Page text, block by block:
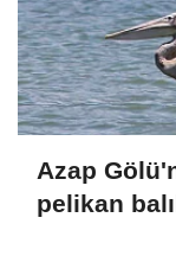
Azap
pelikan